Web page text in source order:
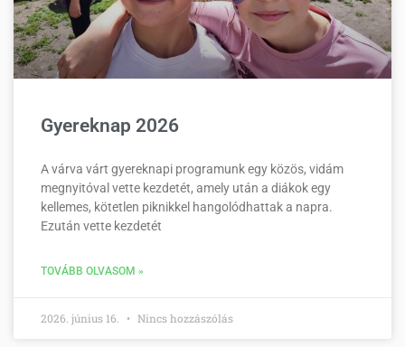
Gyereknap 2026
A várva várt gyereknapi programunk egy közös, vidám
megnyitóval vette kezdetét, amely után a diákok egy
kellemes, kötetlen piknikkel hangolódhattak a napra.
Ezután vette kezdetét
TOVÁBB OLVASOM »
2026. június 16. Nincs hozzászólás